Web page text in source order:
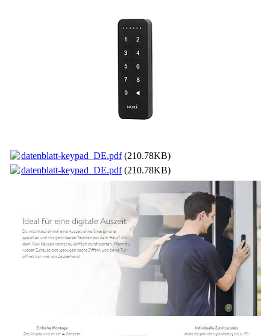
datenblatt-keypad_DE.pdf(210.78KB)
datenblatt-keypad_DE.pdf(210.78KB)